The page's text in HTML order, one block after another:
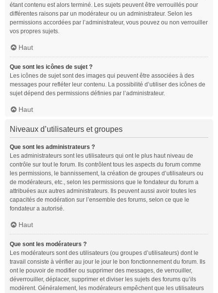
étant contenu est alors terminé. Les sujets peuvent être verrouillés pour
différentes raisons par un modérateur ou un administrateur. Selon les
permissions accordées par l’administrateur, vous pouvez ou non verrouiller
vos propres sujets.
Haut
Que sont les icônes de sujet ?
Les icônes de sujet sont des images qui peuvent être associées à des
messages pour refléter leur contenu. La possibilité d’utiliser des icônes de
sujet dépend des permissions définies par l’administrateur.
Haut
Niveaux d’utilisateurs et groupes
Que sont les administrateurs ?
Les administrateurs sont les utilisateurs qui ont le plus haut niveau de
contrôle sur tout le forum. Ils contrôlent tous les aspects du forum comme
les permissions, le bannissement, la création de groupes d’utilisateurs ou
de modérateurs, etc., selon les permissions que le fondateur du forum a
attribuées aux autres administrateurs. Ils peuvent aussi avoir toutes les
capacités de modération sur l’ensemble des forums, selon ce que le
fondateur a autorisé.
Haut
Que sont les modérateurs ?
Les modérateurs sont des utilisateurs (ou groupes d’utilisateurs) dont le
travail consiste à vérifier au jour le jour le bon fonctionnement du forum. Ils
ont le pouvoir de modifier ou supprimer des messages, de verrouiller,
déverrouiller, déplacer, supprimer et diviser les sujets des forums qu’ils
modèrent. Généralement, les modérateurs empêchent que les utilisateurs